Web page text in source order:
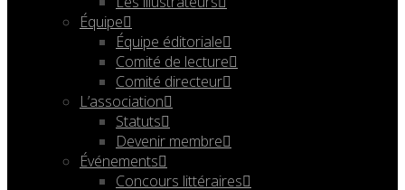
Équipe
Équipe éditoriale
Comité de lecture
Comité directeur
L’association
Statuts
Devenir membre
Événements
Concours littéraires